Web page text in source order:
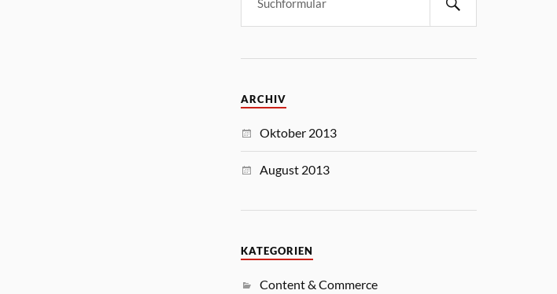
ARCHIV
Oktober 2013
August 2013
KATEGORIEN
Content & Commerce